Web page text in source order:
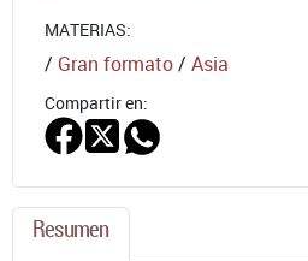
MATERIAS:
/ Gran formato/ Asia
Compartir en:
Resumen